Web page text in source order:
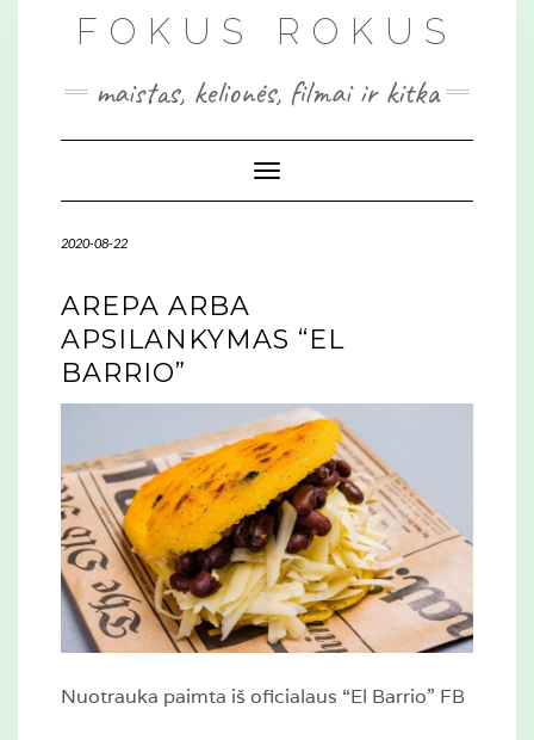
FOKUS ROKUS
maistas, kelionės, filmai ir kitka
Toggle Navigation
2020-08-22
AREPA ARBA
APSILANKYMAS “EL
BARRIO”
Nuotrauka paimta iš oficialaus “El Barrio” FB